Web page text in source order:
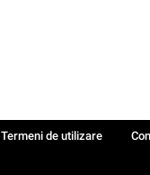
Termeni de utilizare